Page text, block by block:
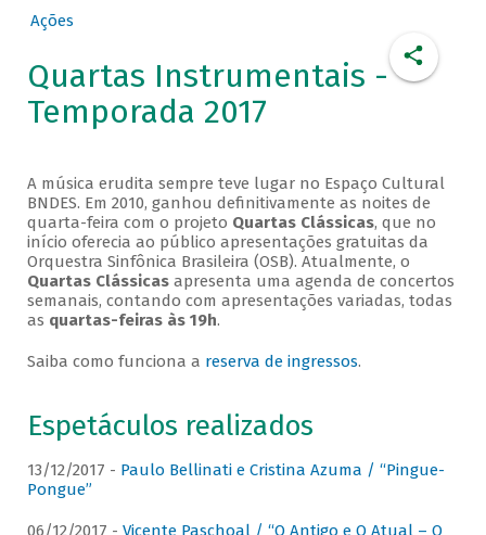
Ações
Quartas Instrumentais -
Temporada 2017
A música erudita sempre teve lugar no Espaço Cultural
BNDES. Em 2010, ganhou definitivamente as noites de
quarta-feira com o projeto Quartas Clássicas, que no
início oferecia ao público apresentações gratuitas da
Orquestra Sinfônica Brasileira (OSB). Atualmente, o
Quartas Clássicasapresenta uma agenda de concertos
semanais, contando com apresentações variadas, todas
as quartas-feiras às 19h.
Saiba como funciona a reserva de ingressos.
Espetáculos realizados
13/12/2017 - Paulo Bellinati e Cristina Azuma / “Pingue-
Pongue”